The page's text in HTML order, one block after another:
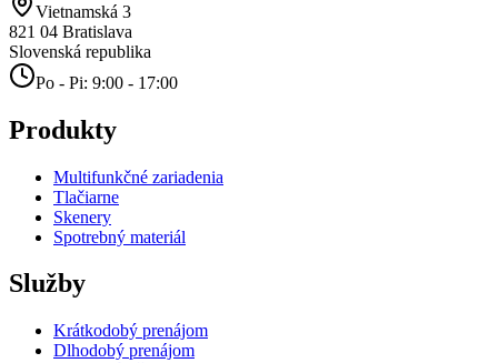
Vietnamská 3
821 04 Bratislava
Slovenská republika
Po - Pi: 9:00 - 17:00
Produkty
Multifunkčné zariadenia
Tlačiarne
Skenery
Spotrebný materiál
Služby
Krátkodobý prenájom
Dlhodobý prenájom